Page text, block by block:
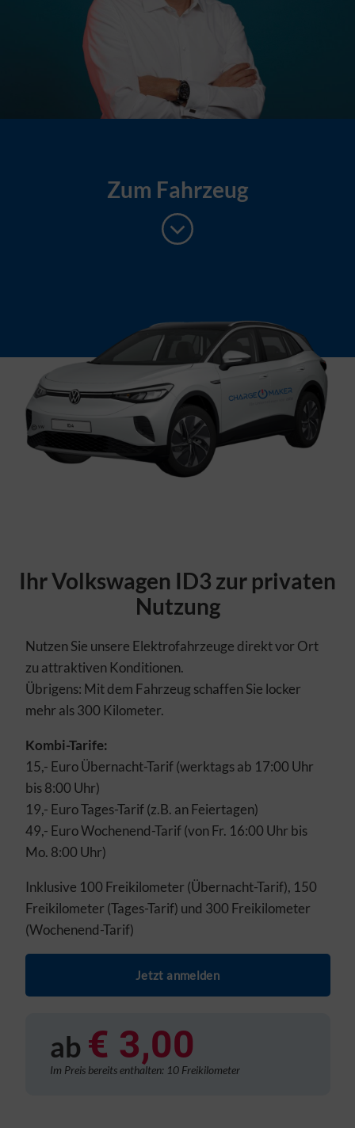
Zum Fahrzeug
Ihr Volkswagen ID3 zur privaten
Nutzung
Nutzen Sie unsere Elektrofahrzeuge direkt vor Ort
zu attraktiven Konditionen.
Übrigens: Mit dem Fahrzeug schaffen Sie locker
mehr als 300 Kilometer.
Kombi-Tarife:
15,- Euro Übernacht-Tarif (werktags ab 17:00 Uhr
bis 8:00 Uhr)
19,- Euro Tages-Tarif (z.B. an Feiertagen)
49,- Euro Wochenend-Tarif (von Fr. 16:00 Uhr bis
Mo. 8:00 Uhr)
Inklusive 100 Freikilometer (Übernacht-Tarif), 150
Freikilometer (Tages-Tarif) und 300 Freikilometer
(Wochenend-Tarif)
Jetzt anmelden
ab € 3,00
Im Preis bereits enthalten: 10 Freikilometer
Auswahl übernehmen Alle Cookies akzeptieren